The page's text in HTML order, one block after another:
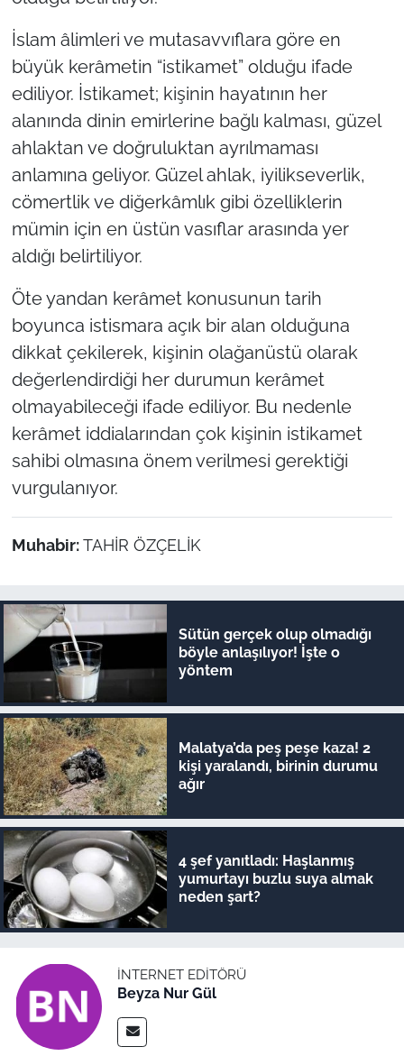
İslam âlimleri ve mutasavvıflara göre en
büyük kerâmetin “istikamet” olduğu ifade
ediliyor. İstikamet; kişinin hayatının her
alanında dinin emirlerine bağlı kalması, güzel
ahlaktan ve doğruluktan ayrılmaması
anlamına geliyor. Güzel ahlak, iyilikseverlik,
cömertlik ve diğerkâmlık gibi özelliklerin
mümin için en üstün vasıflar arasında yer
aldığı belirtiliyor.
Öte yandan kerâmet konusunun tarih
boyunca istismara açık bir alan olduğuna
dikkat çekilerek, kişinin olağanüstü olarak
değerlendirdiği her durumun kerâmet
olmayabileceği ifade ediliyor. Bu nedenle
kerâmet iddialarından çok kişinin istikamet
sahibi olmasına önem verilmesi gerektiği
vurgulanıyor.
Muhabir: TAHİR ÖZÇELİK
Sütün gerçek olup olmadığı
böyle anlaşılıyor! İşte o
yöntem
Malatya’da peş peşe kaza! 2
kişi yaralandı, birinin durumu
ağır
4 şef yanıtladı: Haşlanmış
yumurtayı buzlu suya almak
neden şart?
İNTERNET EDITÖRÜ
Beyza Nur Gül